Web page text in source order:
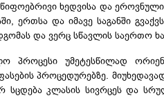
ხედვისა და
ერთსა და იმავე საგანში
და ვერც სწავლის საერთო
პროცესი უმეტესწილად
პროცედურებზე.
სცდება კლასის სივრცეს და